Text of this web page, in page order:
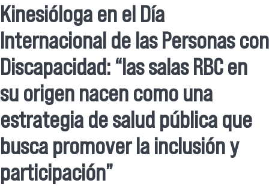
Kinesióloga en el Día
Internacional de las Personas con
Discapacidad: “las salas RBC en
su origen nacen como una
estrategia de salud pública que
busca promover la inclusión y
participación”